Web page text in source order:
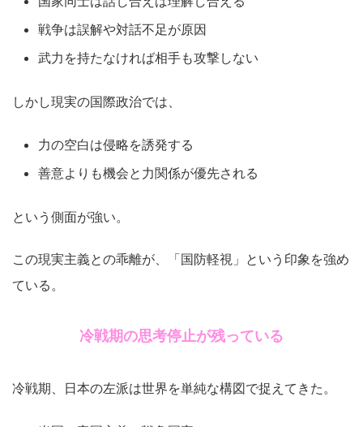
戦争は誤解や対話不足が原因
武力を持たなければ相手も攻撃しない
しかし現実の国際政治では、
力の空白は侵略を誘発する
善意よりも機会と力関係が優先される
という側面が強い。
この現実主義との乖離が、「国防軽視」という印象を強め
ている。
冷戦期の思考停止が残っている
冷戦期、日本の左派は世界を単純な構図で捉えてきた。